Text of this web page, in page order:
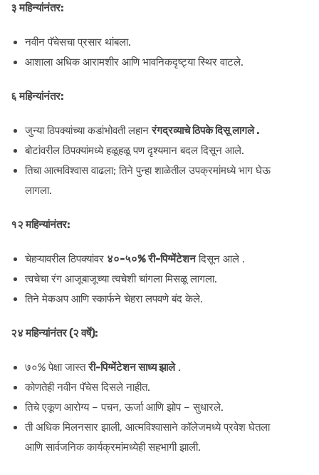
३ महिन्यांनंतर:
नवीन पॅचेसचा प्रसार थांबला.
आशाला अधिक आरामशीर आणि भावनिकदृष्ट्या स्थिर वाटले.
६ महिन्यांनंतर:
जुन्या ठिपक्यांच्या कडांभोवती लहानरंगद्रव्याचे ठिपके दिसू लागले .
बोटांवरील ठिपक्यांमध्ये हळूहळू पण दृश्यमान बदल दिसून आले.
तिचा आत्मविश्वास वाढला; तिने पुन्हा शाळेतील उपक्रमांमध्ये भाग घेऊ
लागला.
१२ महिन्यांनंतर:
चेहऱ्यावरील ठिपक्यांवर ४०-५०% री-पिग्मेंटेशनदिसून आले .
त्वचेचा रंग आजूबाजूच्या त्वचेशी चांगला मिसळू लागला.
तिने मेकअप आणि स्कार्फने चेहरा लपवणे बंद केले.
२४ महिन्यांनंतर (२ वर्षे):
७०% पेक्षा जास्तरी-पिग्मेंटेशन साध्य झाले.
कोणतेही नवीन पॅचेस दिसले नाहीत.
तिचे एकूण आरोग्य – पचन, ऊर्जा आणि झोप – सुधारले.
ती अधिक मिलनसार झाली, आत्मविश्वासाने कॉलेजमध्ये प्रवेश घेतला
आणि सार्वजनिक कार्यक्रमांमध्येही सहभागी झाली.